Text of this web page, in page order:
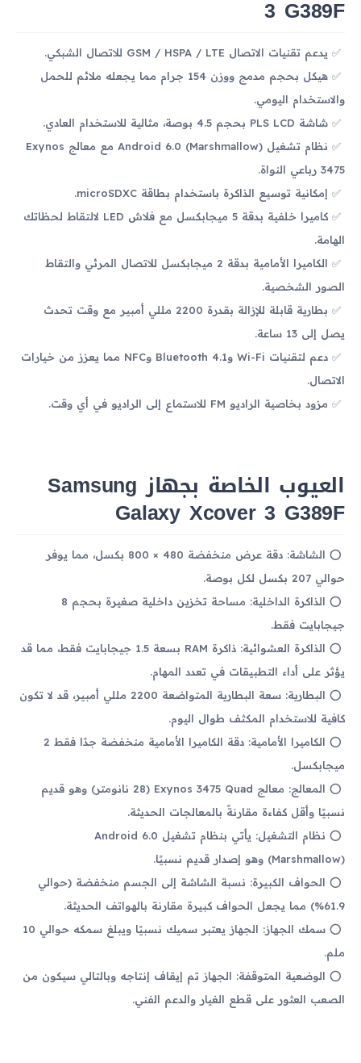
3 G389F
يدعم تقنيات الاتصال GSM / HSPA / LTE للاتصال الشبكي.
هيكل بحجم مدمج ووزن 154 جرام مما يجعله ملائم للحمل
والاستخدام اليومي.
شاشة PLS LCD بحجم 4.5 بوصة، مثالية للاستخدام العادي.
نظام تشغيل Android 6.0 (Marshmallow) مع معالج Exynos
3475 رباعي النواة.
إمكانية توسيع الذاكرة باستخدام بطاقة microSDXC.
كاميرا خلفية بدقة 5 ميجابكسل مع فلاش LED لالتقاط لحظاتك
الهامة.
الكاميرا الأمامية بدقة 2 ميجابكسل للاتصال المرئي والتقاط
الصور الشخصية.
بطارية قابلة للإزالة بقدرة 2200 مللي أمبير مع وقت تحدث
يصل إلى 13 ساعة.
دعم لتقنيات Wi-Fi وBluetooth 4.1 وNFC مما يعزز من خيارات
الاتصال.
مزود بخاصية الراديو FM للاستماع إلى الراديو في أي وقت.
العيوب الخاصة بجهاز Samsung
Galaxy Xcover 3 G389F
الشاشة: دقة عرض منخفضة 480 × 800 بكسل، مما يوفر
حوالي 207 بكسل لكل بوصة.
الذاكرة الداخلية: مساحة تخزين داخلية صغيرة بحجم 8
جيجابايت فقط.
الذاكرة العشوائية: ذاكرة RAM بسعة 1.5 جيجابايت فقط، مما قد
يؤثر على أداء التطبيقات في تعدد المهام.
البطارية: سعة البطارية المتواضعة 2200 مللي أمبير، قد لا تكون
كافية للاستخدام المكثف طوال اليوم.
الكاميرا الأمامية: دقة الكاميرا الأمامية منخفضة جدًا فقط 2
ميجابكسل.
المعالج: معالج Exynos 3475 Quad (28 نانومتر) وهو قديم
نسبيًا وأقل كفاءة مقارنةً بالمعالجات الحديثة.
نظام التشغيل: يأتي بنظام تشغيل Android 6.0
(Marshmallow) وهو إصدار قديم نسبيًا.
الحواف الكبيرة: نسبة الشاشة إلى الجسم منخفضة (حوالي
61.9%) مما يجعل الحواف كبيرة مقارنة بالهواتف الحديثة.
سمك الجهاز: الجهاز يعتبر سميك نسبيًا ويبلغ سمكه حوالي 10
ملم.
الوضعية المتوقفة: الجهاز تم إيقاف إنتاجه وبالتالي سيكون من
الصعب العثور على قطع الغيار والدعم الفني.